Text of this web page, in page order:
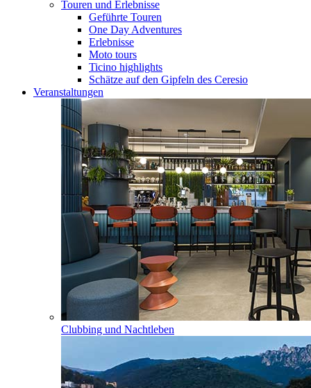
Touren und Erlebnisse
Geführte Touren
One Day Adventures
Erlebnisse
Moto tours
Ticino highlights
Schätze auf den Gipfeln des Ceresio
Veranstaltungen
Clubbing und Nachtleben